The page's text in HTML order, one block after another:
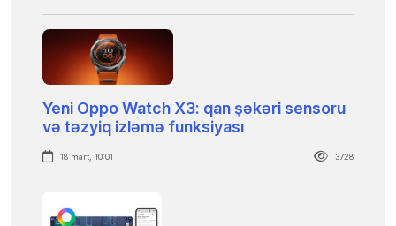
Yeni Oppo Watch X3: qan şəkəri sensoru
və təzyiq izləmə funksiyası
18 mart, 10:01 3728